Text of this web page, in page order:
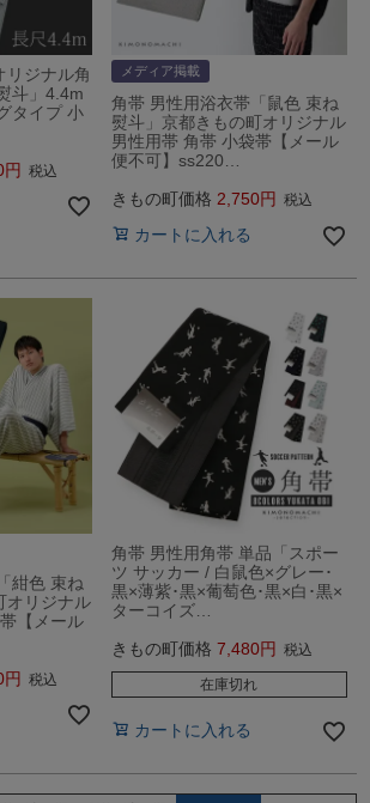
リジナル角
斗」4.4m
タイプ 小
税込
メディア掲載
角帯 男性用浴衣帯「鼠色 束ね
熨斗」京都きもの町オリジナル
男性用帯 角帯 小袋帯【メール
便不可】ss220…
きもの町価格 2,750 税込
カートに入れる
紺色 束ね
オリジナル
【メール
税込
角帯 男性用角帯 単品「スポー
ツ サッカー / 白鼠色×グレー･
黒×薄紫･黒×葡萄色･黒×白･黒×
ターコイズ…
きもの町価格 7,480 税込
在庫切れ
カートに入れる